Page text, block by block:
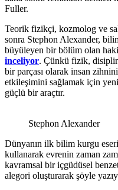
Fuller.
Teorik fizikçi, kozmolog ve
sonra Stephon Alexander,
büyüleyen bir bölüm olan
inceliyor. Çünkü fizik,
bir parçası olarak insan
etkileşimini sağlamak için
güçlü bir araçtır.
Stephon Alexander
Dünyanın ilk bilim kurgu
kullanarak evrenin zaman
kavramsal bir içgüdüsel
alegori oluşturarak şöyle